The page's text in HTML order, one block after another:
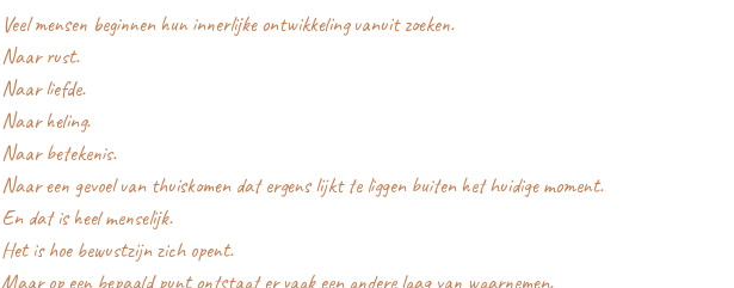
Veel mensen beginnen hun innerlijke ontwikkeling vanuit zoeken.
Naar rust.
Naar liefde.
Naar heling.
Naar betekenis.
Naar een gevoel van thuiskomen dat ergens lijkt te liggen buiten het huidige moment.
En dat is heel menselijk.
Het is hoe bewustzijn zich opent.
Maar op een bepaald punt ontstaat er vaak een andere laag van waarnemen.